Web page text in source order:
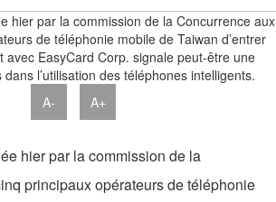
A- A+
hier par la commission de la
principaux opérateurs de téléphonie